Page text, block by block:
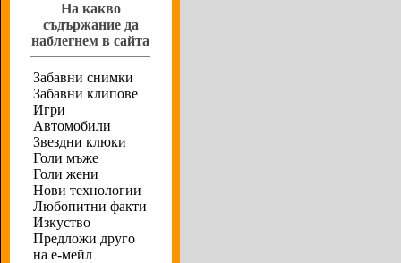
На какво
съдържание да
наблегнем в сайта
Забавни снимки
Забавни клипове
Игри
Автомобили
Звездни клюки
Голи мъже
Голи жени
Нови технологии
Любопитни факти
Изкуство
Предложи друго
на е-мейл